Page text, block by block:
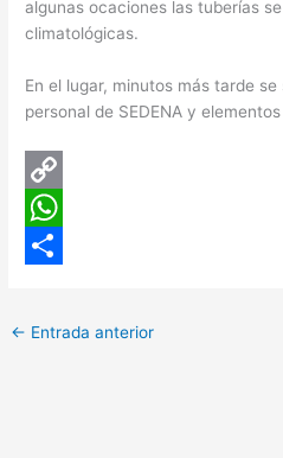
algunas ocaciones las tuberías
climatológicas.
En el lugar, minutos más tarde
personal de SEDENA y
C
oW
← Entrada anterior